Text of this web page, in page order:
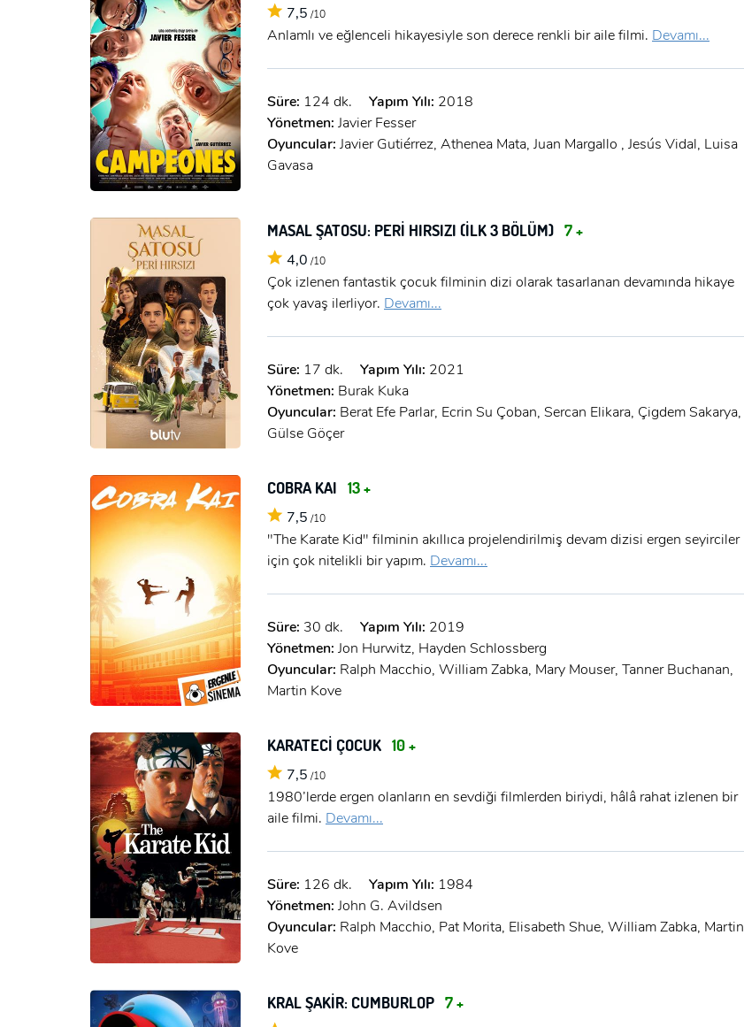
GIRIŞ
7,5 /10
Anlamlı ve eğlenceli hikayesiyle son derece renkli bir aile filmi. Devamı...
Süre: 124 dk. Yapım Yılı: 2018
Yönetmen: Javier Fesser
Oyuncular: Javier Gutiérrez, Athenea Mata, Juan Margallo , Jesús Vidal, Luisa
Gavasa
MASAL ŞATOSU: PERİ HIRSIZI (İLK 3 BÖLÜM) 7 +
4,0 /10
Çok izlenen fantastik çocuk filminin dizi olarak tasarlanan devamında hikaye
çok yavaş ilerliyor. Devamı...
Süre: 17 dk. Yapım Yılı: 2021
Yönetmen: Burak Kuka
Oyuncular: Berat Efe Parlar, Ecrin Su Çoban, Sercan Elikara, Çigdem Sakarya,
Gülse Göçer
COBRA KAI 13 +
7,5 /10
"The Karate Kid" filminin akıllıca projelendirilmiş devam dizisi ergen seyirciler
için çok nitelikli bir yapım. Devamı...
Süre: 30 dk. Yapım Yılı: 2019
Yönetmen: Jon Hurwitz, Hayden Schlossberg
Oyuncular: Ralph Macchio, William Zabka, Mary Mouser, Tanner Buchanan,
Martin Kove
KARATECİ ÇOCUK 10 +
7,5 /10
1980’lerde ergen olanların en sevdiği filmlerden biriydi, hâlâ rahat izlenen bir
aile filmi. Devamı...
Süre: 126 dk. Yapım Yılı: 1984
Yönetmen: John G. Avildsen
Oyuncular: Ralph Macchio, Pat Morita, Elisabeth Shue, William Zabka, Martin
Kove
KRAL ŞAKİR: CUMBURLOP 7 +